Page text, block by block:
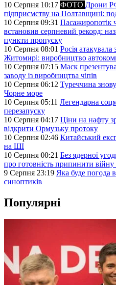
10 Серпня 10:17 ФОТО Дрони
підприємству на Полтавщині:
10 Серпня 09:31 Пасажиропотік
встановив серпневий рекорд:
пункти пропуску
10 Серпня 08:01 Росія
Житомирі: виробництво
10 Серпня 07:15 Маск
заводу із виробництва чіпів
10 Серпня 06:12 Туреччина
Чорне море
10 Серпня 05:11 Легендарна
перезапуску
10 Серпня 04:17 Ціни на нафту
відкрити Ормузьку протоку
10 Серпня 02:46 Китайський
на ШІ
10 Серпня 00:21 Без ядерної
про готовність припинити війну
9 Серпня 23:19 Яка буде погода
синоптиків
Популярні